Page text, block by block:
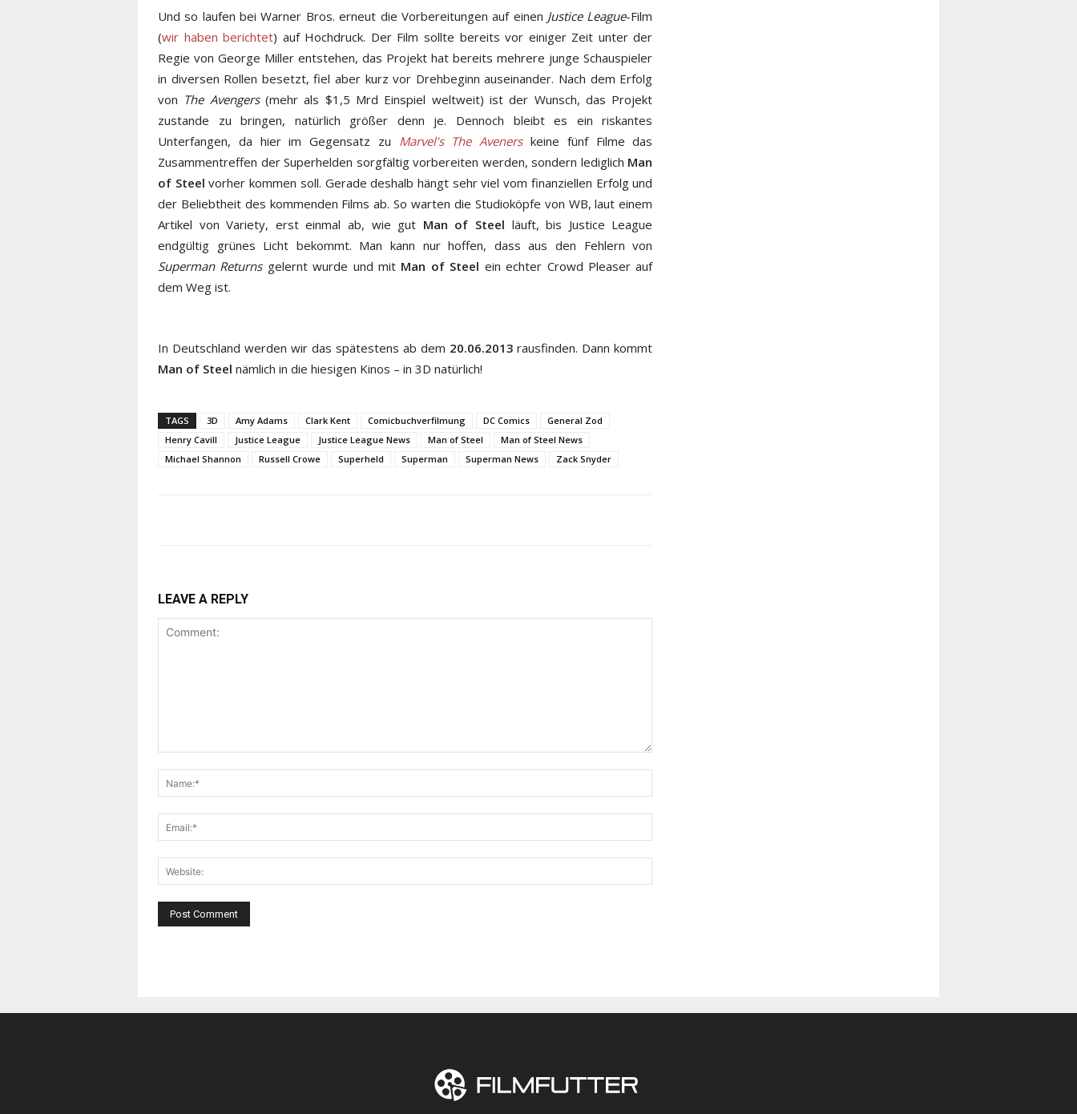
Und so laufen bei Warner Bros. erneut die Vorbereitungen auf einen Justice League-Film
(wir haben berichtet) auf Hochdruck. Der Film sollte bereits vor einiger Zeit unter der
Regie von George Miller entstehen, das Projekt hat bereits mehrere junge Schauspieler
in diversen Rollen besetzt, fiel aber kurz vor Drehbeginn auseinander. Nach dem Erfolg
von The Avengers(mehr als $1,5 Mrd Einspiel weltweit) ist der Wunsch, das Projekt
zustande zu bringen, natürlich größer denn je. Dennoch bleibt es ein riskantes
Unterfangen, da hier im Gegensatz zu Marvel’s The Avenerskeine fünf Filme das
Zusammentreffen der Superhelden sorgfältig vorbereiten werden, sondern lediglich Man
of Steel vorher kommen soll. Gerade deshalb hängt sehr viel vom finanziellen Erfolg und
der Beliebtheit des kommenden Films ab. So warten die Studioköpfe von WB, laut einem
Artikel von Variety, erst einmal ab, wie gut Man of Steel läuft, bis Justice League
endgültig grünes Licht bekommt. Man kann nur hoffen, dass aus den Fehlern von
Superman Returnsgelernt wurde und mit Man of Steel ein echter Crowd Pleaser auf
dem Weg ist.
In Deutschland werden wir das spätestens ab dem 20.06.2013 rausfinden. Dann kommt
Man of Steel nämlich in die hiesigen Kinos – in 3D natürlich!
TAGS 3D Amy Adams Clark Kent Comicbuchverfilmung DC Comics
General Zod
Henry Cavill
Justice League Justice League News Man of Steel
Man of Steel News
Michael Shannon
Russell Crowe Superheld Superman Superman News Zack Snyder
LEAVE A REPLY